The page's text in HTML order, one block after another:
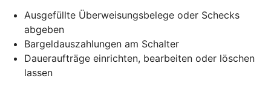
Ausgefüllte Überweisungsbelege oder Schecks
abgeben
Bargeldauszahlungen am Schalter
Daueraufträge einrichten, bearbeiten oder löschen
lassen